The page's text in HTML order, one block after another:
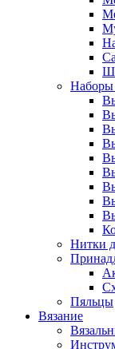
Наборы
Нитки
Пяльцы
Вязание